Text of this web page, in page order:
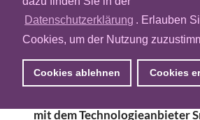
Datenschutzerklärung . Erlauben
Cookies, um der Nutzung
Cookies ablehnen Cookies
Bewegtbildinhalten
wird aber zunehmend klarer,
Gerät nach wie vor ein
im Konsum von Video-
bleiben wird. Dies zeigt auch
mit dem Technologieanbieter